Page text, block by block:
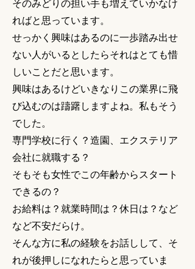
そのみどりの担い手も増えていかなけ
ればと思っています。
せっかく興味はあるのに一歩踏み出せ
ない人がいるとしたらそれはとても惜
しいことだと思います。
興味はあるけどいきなりこの業界に飛
び込むのは躊躇しますよね。 私もそう
でした。
専門学校に行く？造園、エクステリア
会社に就職する？
そもそも女性でこの年齢からスタート
できるの？
お給料は？就業時間は？休日は？など
など不安だらけ。
そんな方に私の経験をお話しして、そ
れが後押しになれたらと思っていま